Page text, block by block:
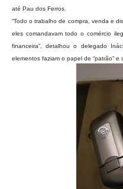
até Pau dos Ferros.
“Todo o trabalho de compra, venda e
eles comandavam todo o comércio
financeira”, detalhou o delegado
elementos faziam o papel de “patrão” e